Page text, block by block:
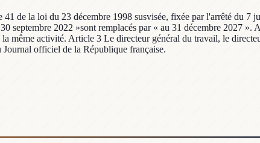
de la loi du 23 décembre 1998 susvisée, fixée par l'arrêté du 7
2022 »sont remplacés par « au 31 décembre 2027 ».
même activité. Article 3 Le directeur général du travail, le
Journal officiel de la République française.